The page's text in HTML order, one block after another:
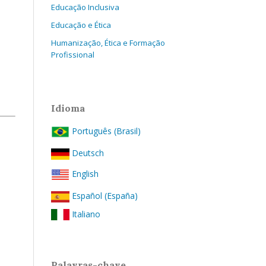
Educação Inclusiva
Educação e Ética
Humanização, Ética e Formação
Profissional
Idioma
Português (Brasil)
Deutsch
English
Español (España)
Italiano